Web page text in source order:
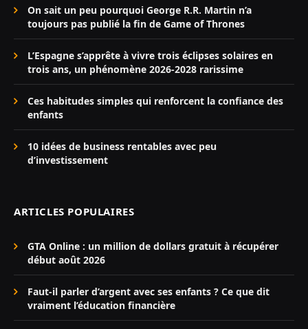
On sait un peu pourquoi George R.R. Martin n’a
toujours pas publié la fin de Game of Thrones
L’Espagne s’apprête à vivre trois éclipses solaires en
trois ans, un phénomène 2026-2028 rarissime
Ces habitudes simples qui renforcent la confiance des
enfants
10 idées de business rentables avec peu
d’investissement
ARTICLES POPULAIRES
GTA Online : un million de dollars gratuit à récupérer
début août 2026
Faut-il parler d’argent avec ses enfants ? Ce que dit
vraiment l’éducation financière